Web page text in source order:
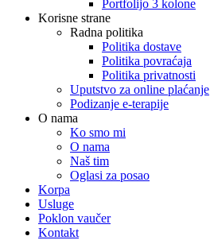
Portfolijo 3 kolone
Korisne strane
Radna politika
Politika dostave
Politika povraćaja
Politika privatnosti
Uputstvo za online plaćanje
Podizanje e-terapije
O nama
Ko smo mi
O nama
Naš tim
Oglasi za posao
Korpa
Usluge
Poklon vaučer
Kontakt